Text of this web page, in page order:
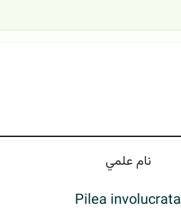
نام علمي
Pilea involucrata